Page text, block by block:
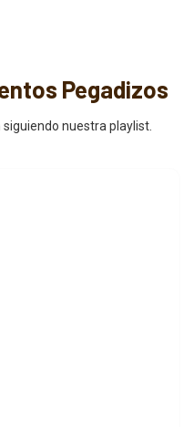
Pegadizos
nuestra playlist.